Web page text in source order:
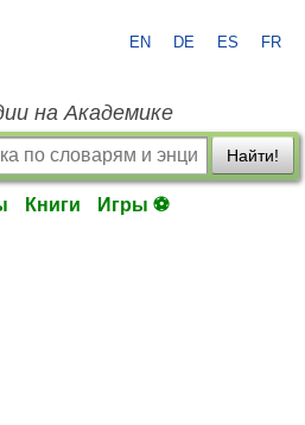
EN DE ES FR
на Академике
Найти!
Книги Игры ⚽